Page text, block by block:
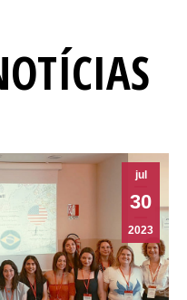
jul
30
2023